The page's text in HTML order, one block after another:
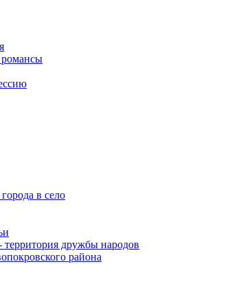
в село
дружбы народов
района